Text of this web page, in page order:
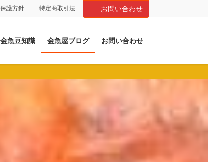
護方針 特定商取引法 お問い合わせ
金魚豆知識 金魚屋ブログ お問い合わせ